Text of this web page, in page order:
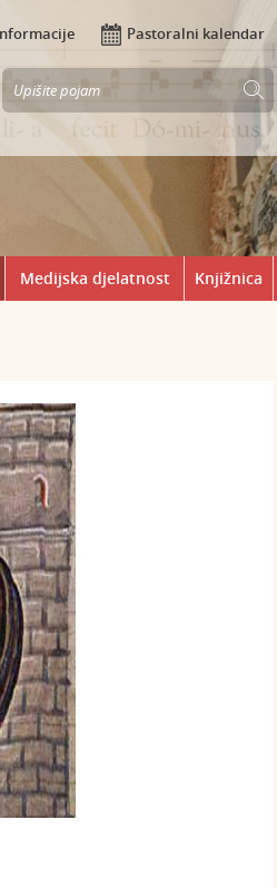
Pastoralni kalendar
Medijska djelatnost Knjižnica